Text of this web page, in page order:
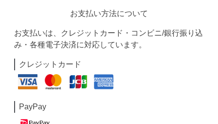
お支払い方法について
お支払いは、クレジットカード・コンビニ/銀行振り込
み・各種電子決済に対応しています。
クレジットカード
PayPay